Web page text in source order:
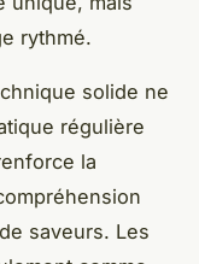
rythmé.
solide ne
régulière
la
saveurs. Les